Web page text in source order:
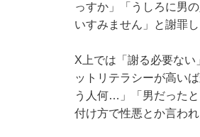
っすか」「うしろに男
いすみません」と謝罪
X上では「謝る必要な
ットリテラシーが高い
う人何…」「男だった
付け方で性悪とか言わ